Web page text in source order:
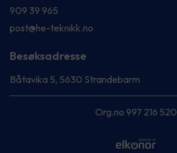
909 39 965
post@he-teknikk.no
Besøksadresse
Båtavika 5, 5630 Strandebarm
Org.no 997 216 520